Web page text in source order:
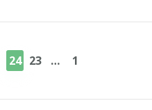
صفحة
1
… صفحة
23 صفحة
24